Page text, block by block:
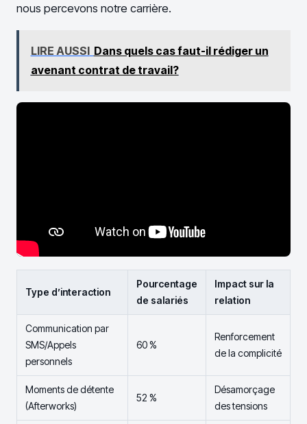
nous percevons notre carrière.
LIRE AUSSI Dans quels cas faut-il rédiger un
avenant contrat de travail?
Type d’interaction
Pourcentage
de salariés
Impact sur la
relation
Communication par
SMS/Appels
personnels
60 %
Renforcement
de la complicité
Moments de détente
(Afterworks)
52 %
Désamorçage
des tensions